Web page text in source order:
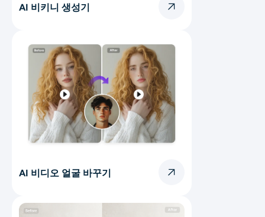
AI 비키니 생성기
AI 비디오 얼굴 바꾸기